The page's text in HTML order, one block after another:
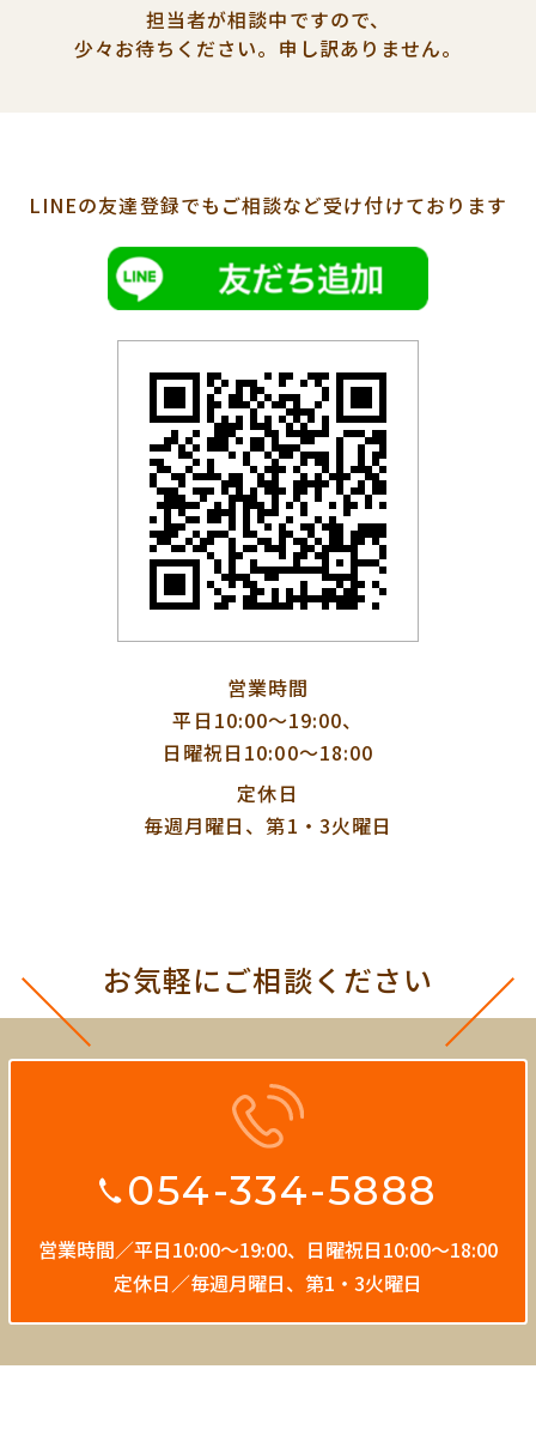
担当者が相談中ですので、
少々お待ちください。 申し訳ありません。
LINEの友達登録でも ご相談など受け付けております
営業時間
平日10:00〜19:00、
日曜祝日10:00〜18:00
定休日
毎週月曜日、第1・3火曜日
お気軽にご相談ください
054-334-5888
営業時間／平日10:00〜19:00、 日曜祝日10:00〜18:00
定休日／毎週月曜日、第1・3火曜日